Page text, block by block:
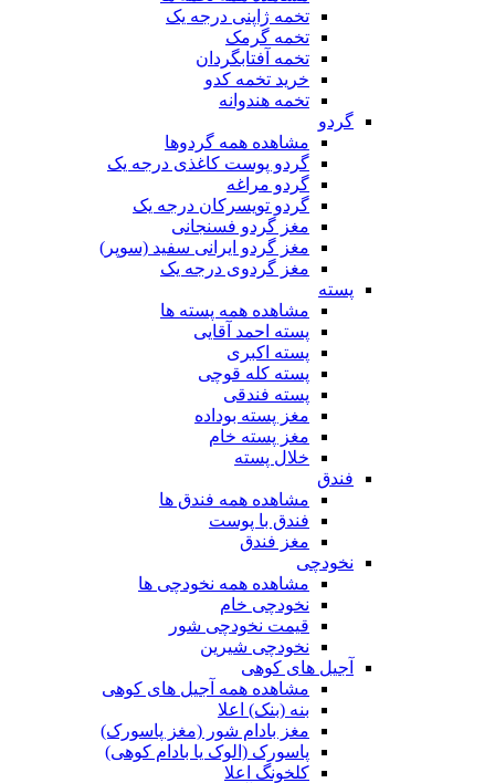
تخمه ژاپنی درجه یک
تخمه گرمک
تخمه آفتابگردان
خرید تخمه کدو
تخمه هندوانه
گردو
مشاهده همه گردوها
گردو پوست کاغذی درجه یک
گردو مراغه
گردو تویسرکان درجه یک
مغز گردو فسنجانی
مغز گردو ایرانی سفید (سوپر)
مغز گردوی درجه یک
پسته
مشاهده همه پسته ها
پسته احمد آقایی
پسته اکبری
پسته کله قوچی
پسته فندقی
مغز پسته بوداده
مغز پسته خام
خلال پسته
فندق
مشاهده همه فندق ها
فندق با پوست
مغز فندق
نخودچی
مشاهده همه نخودچی ها
نخودچی خام
قیمت نخودچی شور
نخودچی شیرین
آجیل های کوهی
مشاهده همه آجیل های کوهی
بنه (بنک) اعلا
مغز بادام شور (مغز پاسورک)
پاسورک (الوک یا بادام کوهی)
کلخونگ اعلا